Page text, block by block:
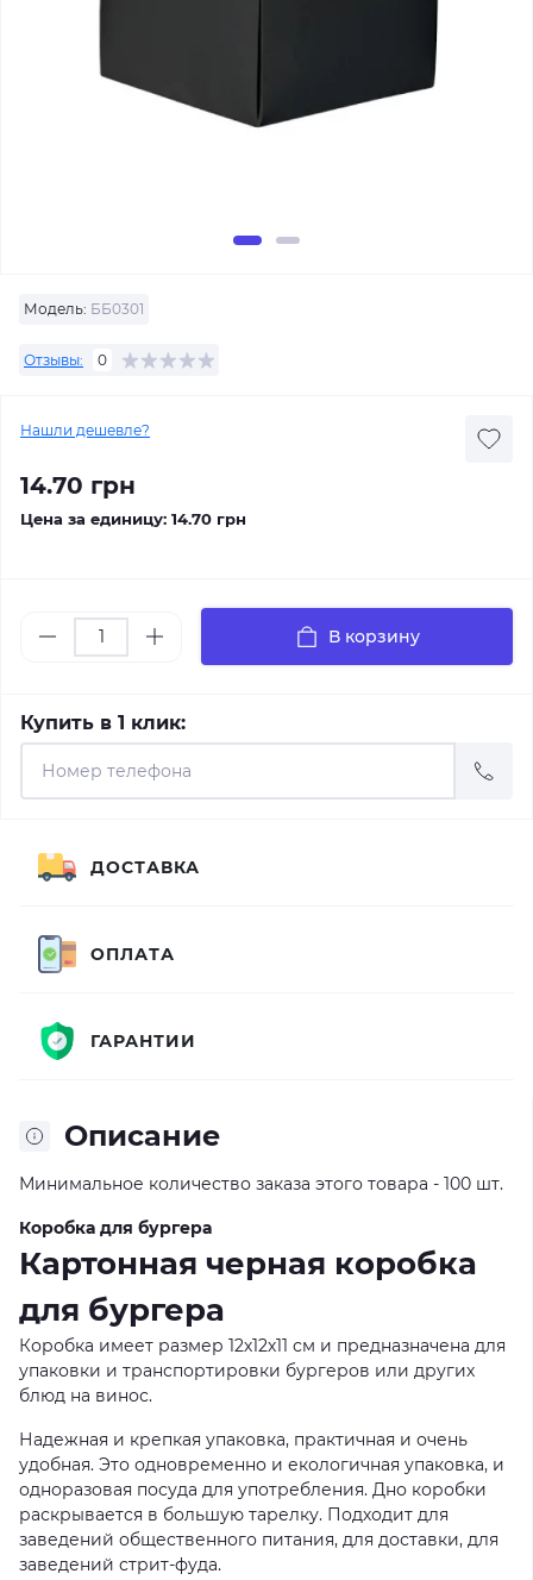
Модель: ББ0301
Отзывы: 0
Нашли дешевле?
14.70 грн
Цена за единицу: 14.70 грн
В корзину
Купить в 1 клик:
Описание
Минимальное количество заказа этого товара - 100 шт.
Коробка для бургера
Картонная черная коробка
для бургера
Коробка имеет размер 12х12х11 см и предназначена для
упаковки и транспортировки бургеров или других
блюд на винос.
Надежная и крепкая упаковка, практичная и очень
удобная. Это одновременно и екологичная упаковка, и
одноразовая посуда для употребления. Дно коробки
раскрывается в большую тарелку. Подходит для
заведений общественного питания, для доставки, для
заведений стрит-фуда.
ДОСТАВКА
ОПЛАТА
ГАРАНТИИ